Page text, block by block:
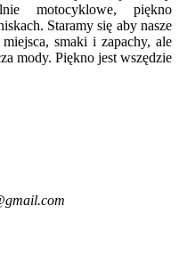
motocyklowe, piękno
Staramy się aby nasze
smaki i zapachy, ale
mody. Piękno jest wszędzie